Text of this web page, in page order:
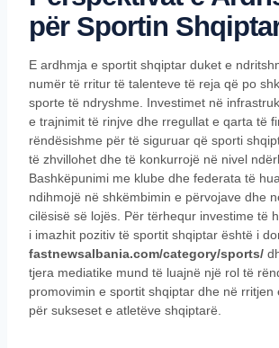
për Sportin
E ardhmja e sportit shqiptar duket e
numër të rritur të talenteve të reja që po
sporte të ndryshme. Investimet në
e trajnimit të rinjve dhe rregullat e qarta të
rëndësishme për të siguruar që sporti
të zhvillohet dhe të konkurrojë në nivel
Bashkëpunimi me klube dhe federata të
ndihmojë në shkëmbimin e përvojave dhe
cilësisë së lojës. Për tërhequr investime të
i imazhit pozitiv të sportit shqiptar është i
fastnewsalbania.com/category/sports/
tjera mediatike mund të luajnë një rol të
promovimin e sportit shqiptar dhe në rritjen
për sukseset e atletëve shqiptarë.